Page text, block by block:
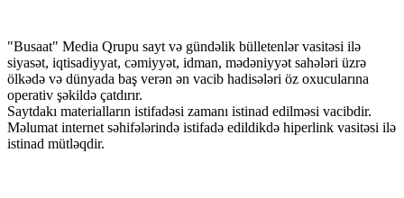
"Busaat" Media Qrupu sayt və gündəlik bülletenlər vasitəsi ilə
siyasət, iqtisadiyyat, cəmiyyət, idman, mədəniyyət sahələri üzrə
ölkədə və dünyada baş verən ən vacib hadisələri öz oxucularına
operativ şəkildə çatdırır.
Saytdakı materialların istifadəsi zamanı istinad edilməsi vacibdir.
Məlumat internet səhifələrində istifadə edildikdə hiperlink vasitəsi ilə
istinad mütləqdir.